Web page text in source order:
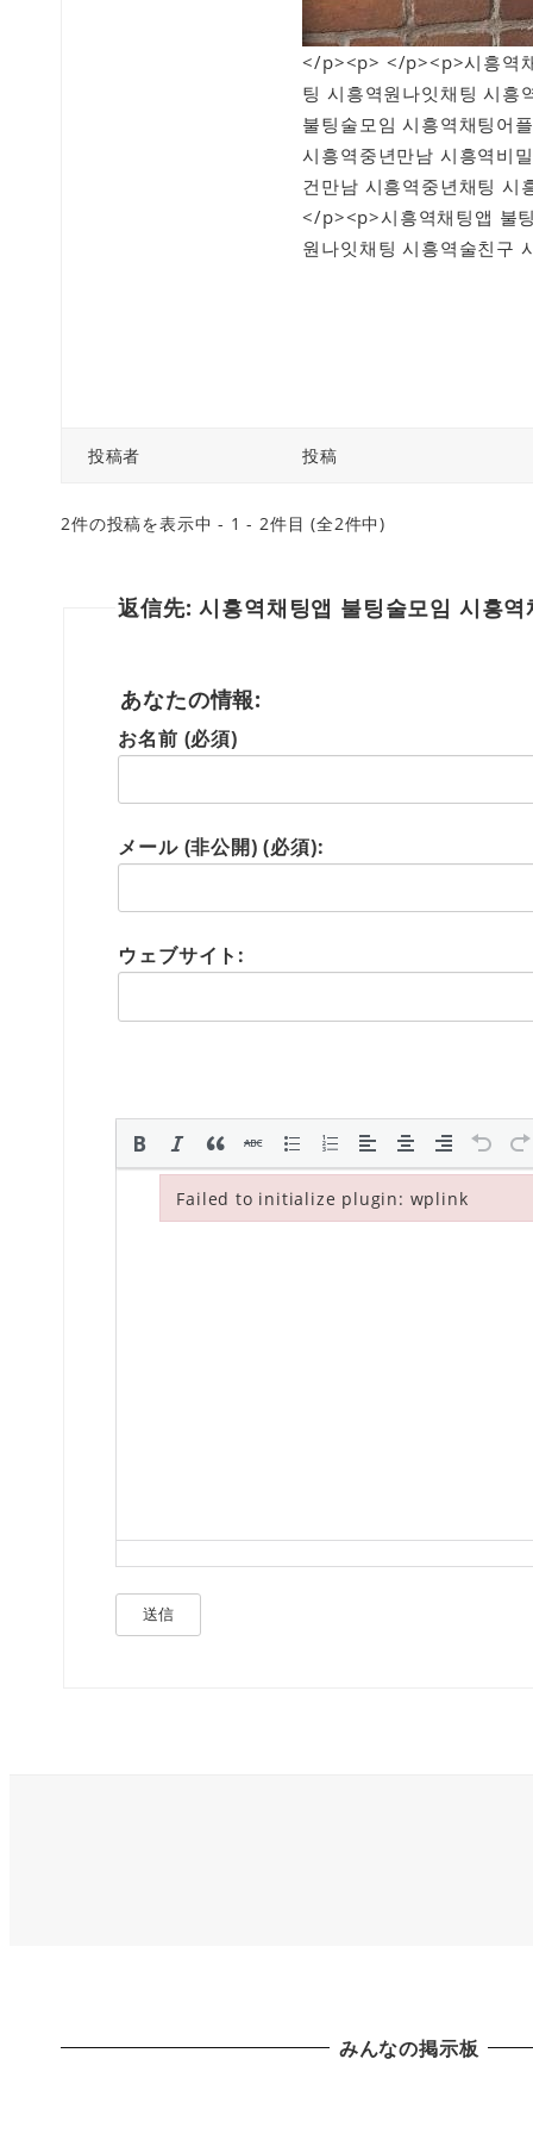
</p><p> </p><p>시흥역
팅 시흥역원나잇채팅 시흥
불팅술모임 시흥역채팅어
시흥역중년만남 시흥역비
건만남 시흥역중년채팅 시
</p><p>시흥역채팅앱 불
원나잇채팅 시흥역술친구
投稿者 投稿
2件の投稿を表示中 - 1 - 2件目 (全2件中)
返信先: 시흥역채팅앱 불팅술모임 시흥역
あなたの情報:
お名前 (必須)
メール (非公開) (必須):
ウェブサイト:
送信
みんなの掲示板
Failed to initialize plugin: wplink
Failed to initialize plugin: wplink